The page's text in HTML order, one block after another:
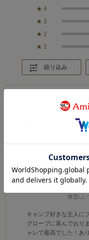
★ 4
★ 3
★ 2
★ 1
絞り込み
オシャレなグロー
レオラン
体型:ふ
キャンプ好きな主人に
グローブに喜んでおり
ャレで最高でした！あ